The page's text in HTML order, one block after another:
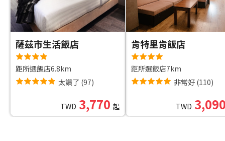
薩茲市生活飯店
距所選飯店6.8km
太讚了 (97)
TWD 3,770 起
肯特里肯飯店
距所選飯店7km
非常好 (110)
TWD